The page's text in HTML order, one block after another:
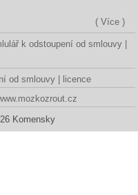
( Více )
k odstoupení od smlouvy
od smlouvy
licence
Komensky